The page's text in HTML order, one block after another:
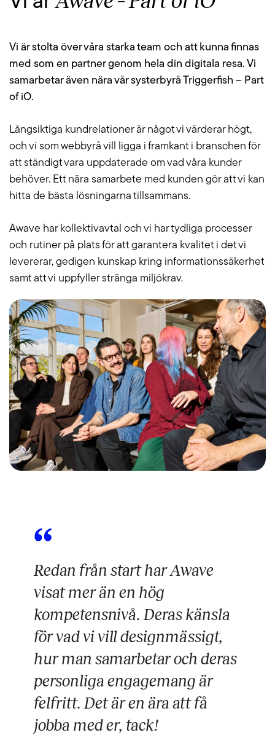
Vi är stolta över våra starka team och att kunna finnas
med som en partner genom hela din digitala resa. Vi
samarbetar även nära vår systerbyrå Triggerfish – Part
of iO.
Långsiktiga kundrelationer är något vi värderar högt,
och vi som webbyrå vill ligga i framkant i branschen för
att ständigt vara uppdaterade om vad våra kunder
behöver. Ett nära samarbete med kunden gör att vi kan
hitta de bästa lösningarna tillsammans.
Awave har kollektivavtal och vi har tydliga processer
och rutiner på plats för att garantera kvalitet i det vi
levererar, gedigen kunskap kring informationssäkerhet
samt att vi uppfyller stränga miljökrav.
Redan från start har Awave
visat mer än en hög
kompetensnivå. Deras känsla
för vad vi vill designmässigt,
hur man samarbetar och deras
personliga engagemang är
felfritt. Det är en ära att få
jobba med er, tack!